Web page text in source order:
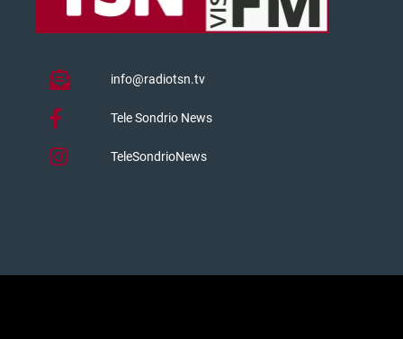
info@radiotsn.tv
Tele Sondrio News
TeleSondrioNews